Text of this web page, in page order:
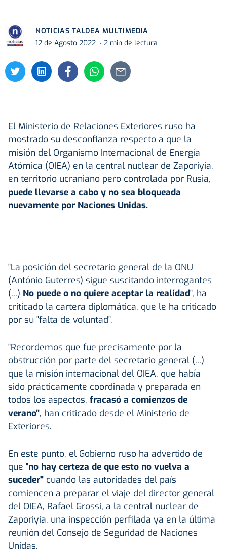
NOTICIAS TALDEA MULTIMEDIA
12 de Agosto 2022
2 min de lectura
El Ministerio de Relaciones Exteriores ruso ha
mostrado su desconfianza respecto a que la
misión del Organismo Internacional de Energía
Atómica (OIEA) en la central nuclear de Zaporiyia,
en territorio ucraniano pero controlada por Rusia,
puede llevarse a cabo y no sea bloqueada
nuevamente por Naciones Unidas.
"La posición del secretario general de la ONU
(António Guterres) sigue suscitando interrogantes
(...) No puede o no quiere aceptar la realidad", ha
criticado la cartera diplomática, que le ha criticado
por su "falta de voluntad".
"Recordemos que fue precisamente por la
obstrucción por parte del secretario general (...)
que la misión internacional del OIEA, que había
sido prácticamente coordinada y preparada en
todos los aspectos, fracasó a comienzos de
verano", han criticado desde el Ministerio de
Exteriores.
En este punto, el Gobierno ruso ha advertido de
que "no hay certeza de que esto no vuelva a
suceder" cuando las autoridades del país
comiencen a preparar el viaje del director general
del OIEA, Rafael Grossi, a la central nuclear de
Zaporiyia, una inspección perfilada ya en la última
reunión del Consejo de Seguridad de Naciones
Unidas.